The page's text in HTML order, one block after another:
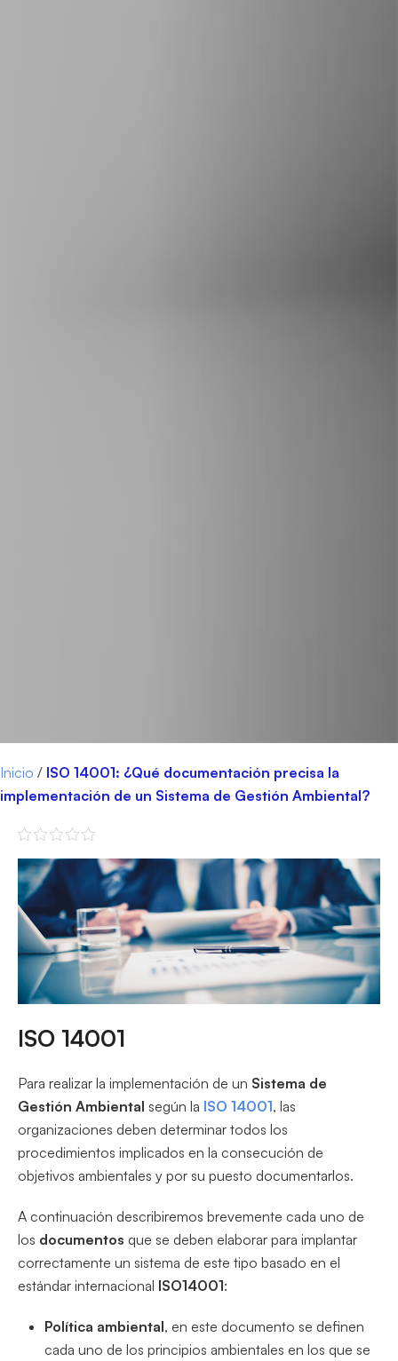
Inicio / ISO 14001: ¿Qué documentación precisa la
implementación de un Sistema de Gestión Ambiental?
ISO 14001
Para realizar la implementación de un Sistema de
Gestión Ambiental según la ISO 14001, las
organizaciones deben determinar todos los
procedimientos implicados en la consecución de
objetivos ambientales y por su puesto documentarlos.
A continuación describiremos brevemente cada uno de
los documentos que se deben elaborar para implantar
correctamente un sistema de este tipo basado en el
estándar internacional ISO14001:
Política ambiental, en este documento se definen
cada uno de los principios ambientales en los que se